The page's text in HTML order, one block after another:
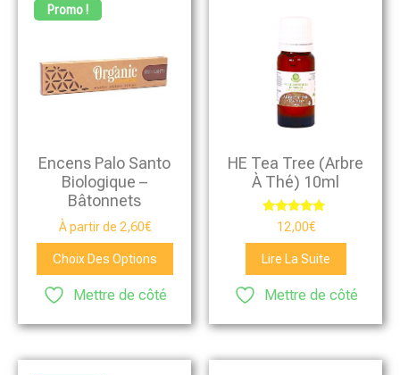
Promo !
Encens Palo Santo
Biologique –
Bâtonnets
À partir de 2,60€
Choix Des Options
Mettre de côté
HE Tea Tree (arbre
À Thé) 10ml
Note
5.00
sur 5
12,00€
Lire La Suite
Mettre de côté